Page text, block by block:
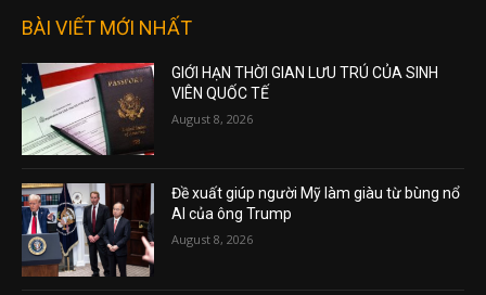
BÀI VIẾT MỚI NHẤT
GIỚI HẠN THỜI GIAN LƯU TRÚ CỦA SINH
VIÊN QUỐC TẾ
August 8, 2026
Đề xuất giúp người Mỹ làm giàu từ bùng nổ
AI của ông Trump
August 8, 2026